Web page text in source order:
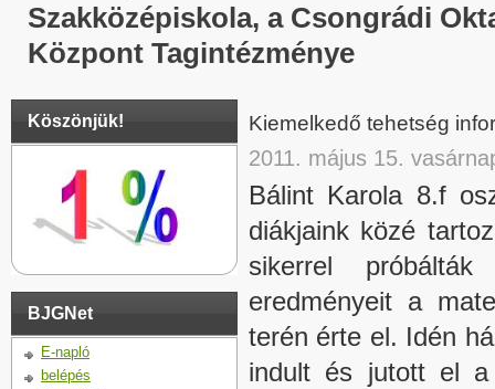
Szakközépiskola, a Csongrádi
Központ Tagintézménye
Köszönjük!
BJGNet
E-napló
belépés
Kiemelkedő tehetség
2011. május 15.
Bálint Karola 8.f
diákjaink közé
sikerrel
eredményeit a
terén érte el. Idén
indult és jutott el a